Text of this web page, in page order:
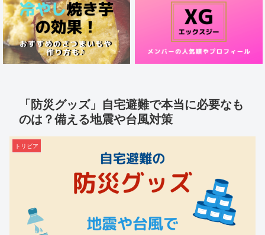
「防災グッズ」自宅避難で本当に必要なも
のは？備える地震や台風対策
トリビア